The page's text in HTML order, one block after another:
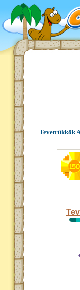
Tevetrükkök